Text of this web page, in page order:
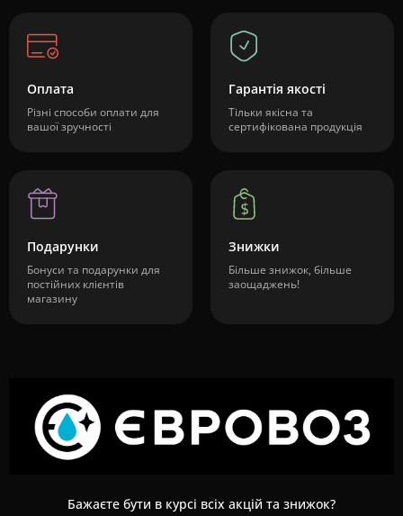
Оплата
Різні способи оплати для
вашої зручності
Гарантія якості
Тільки якісна та
сертифікована продукція
Подарунки
Бонуси та подарунки для
постійних клієнтів
магазину
Знижки
Більше знижок, більше
заощаджень!
Бажаєте бути в курсі всіх акцій та знижок?